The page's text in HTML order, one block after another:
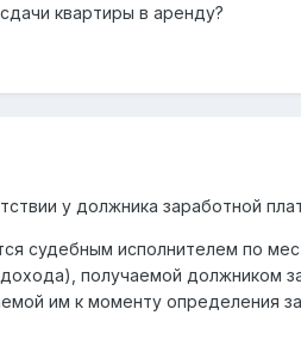
квартиры в аренду?
у должника заработной
судебным исполнителем по
получаемой должником
им к моменту определения